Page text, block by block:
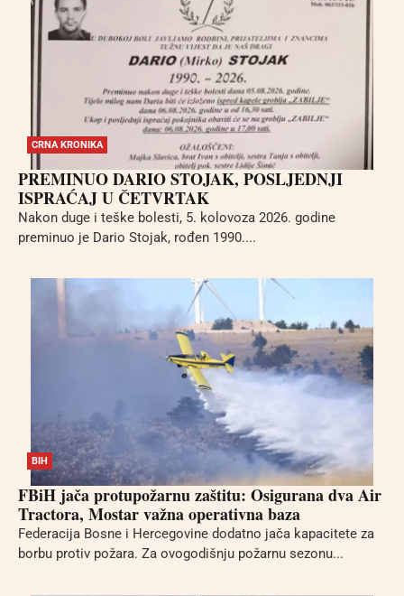
CRNA KRONIKA
PREMINUO DARIO STOJAK, POSLJEDNJI
ISPRAĆAJ U ČETVRTAK
Nakon duge i teške bolesti, 5. kolovoza 2026. godine
preminuo je Dario Stojak, rođen 1990....
BIH
FBiH jača protupožarnu zaštitu: Osigurana dva Air
Tractora, Mostar važna operativna baza
Federacija Bosne i Hercegovine dodatno jača kapacitete za
borbu protiv požara. Za ovogodišnju požarnu sezonu...